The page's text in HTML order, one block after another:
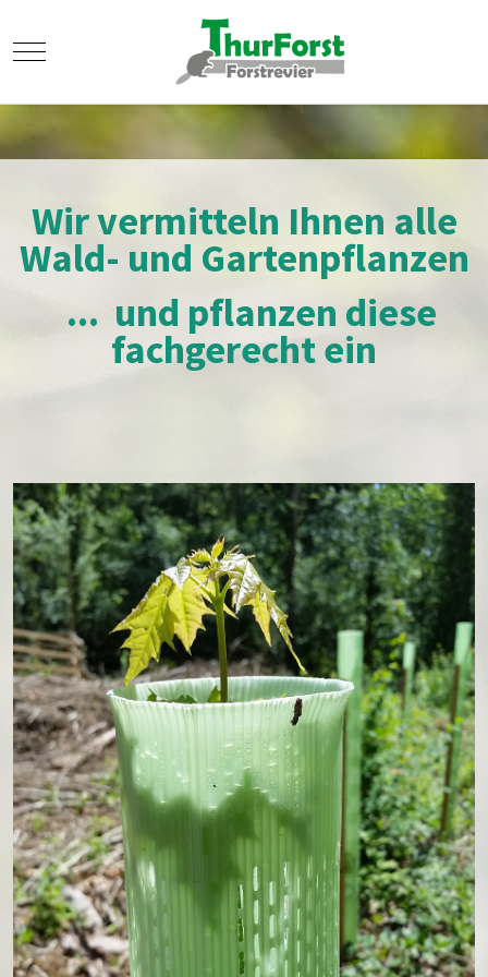
Mobile Menu Toggle
Wir vermitteln Ihnen alle
Wald- und Gartenpflanzen
... und pflanzen diese
fachgerecht ein